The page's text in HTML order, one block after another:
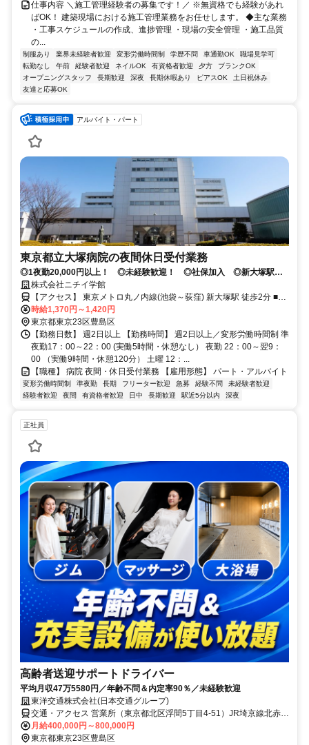
仕事内容 ＼施工管理経験者の募集です！／ ※無資格でも経験があれ
ばOK！ 建築現場における施工管理業務をお任せします。 ◆主な業務
・工事スケジュールの作成、進捗管理 ・現場の安全管理 ・施工品質
の...
制服あり 業界未経験者歓迎 変形労働時間制 学歴不問 車通勤OK
職場見学可
転勤なし
午前 経験者歓迎 ネイルOK 有資格者歓迎 夕方
ブランクOK
オープニングスタッフ
長期歓迎 深夜 長期休暇あり ピアスOK
土日祝休み
友達と応募OK
アルバイト・パート
東京都立大塚病院の夜間休日受付業務
◎1夜勤20,000円以上！ ◎未経験歓迎！ ◎社保加入 ◎新大塚駅か
ら徒歩２分 ◎駅近の夜間休日受付のお仕事
株式会社ニチイ学館
【アクセス】 東京メトロ丸ノ内線(池袋～荻窪) 新大塚駅 徒歩2分 ■住
所 東京都 豊島区 南大塚２丁目８-１ ■アクセス 東京メトロ丸ノ内線
(池袋～荻窪) 新大塚駅 徒歩2分
時給1,370円～1,420円
東京都東京23区豊島区
【勤務日数】 週2日以上 【勤務時間】 週2日以上／変形労働時間制 準
夜勤17：00～22：00 (実働5時間・休憩なし） 夜勤 22：00～翌9：
00 （実働9時間・休憩120分） 土曜 12：...
【職種】 病院 夜間・休日受付業務 【雇用形態】 パート・アルバイト
変形労働時間制 準夜勤 長期 フリーター歓迎 急募 経験不問
未経験者歓迎
経験者歓迎
夜間 有資格者歓迎 日中 長期歓迎 駅近5分以内 深夜
正社員
高齢者送迎サポートドライバー
平均月収47万5580円／年齢不問＆内定率90％／未経験歓迎
東洋交通株式会社(日本交通グループ)
交通・アクセス 営業所（東京都北区浮間5丁目4-51）JR埼京線北赤羽
駅より徒歩12分
月給400,000円～800,000円
東京都東京23区豊島区